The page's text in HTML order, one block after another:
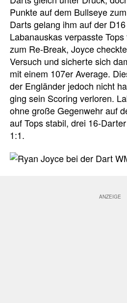
Punkte auf dem Bullseye
Darts gelang ihm auf der
Labanauskas verpasste
zum Re-Break, Joyce
Versuch und sicherte sich
mit einem 107er Average.
der Engländer jedoch nicht
ging sein Scoring verloren.
ohne große Gegenwehr auf
auf Tops stabil, drei 16-
1:1.